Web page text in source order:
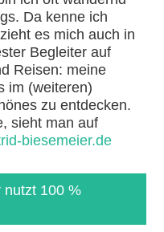
Da kenne ich
es mich auch in
Begleiter auf
Reisen: meine
im (weiteren)
zu entdecken.
sieht man auf
biesemeier.de
nutzt 100 %